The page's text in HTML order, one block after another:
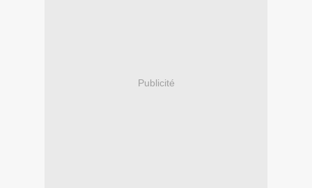
Publicité